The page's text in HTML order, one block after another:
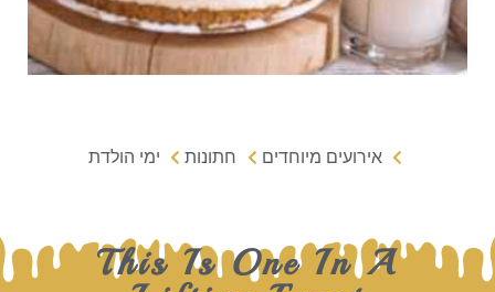
אירועים מיוחדים חתונות ימי הולדת
This Is One In A